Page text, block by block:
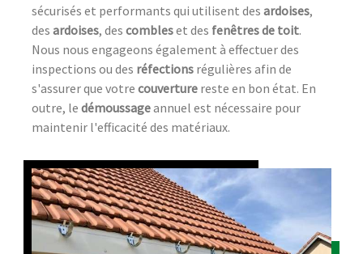
sécurisés et performants qui utilisent des ardoises,
des ardoises, des combleset des fenêtres de toit.
Nous nous engageons également à effectuer des
inspections ou des réfections régulières afin de
s'assurer que votre couverture reste en bon état. En
outre, le démoussageannuel est nécessaire pour
maintenir l'efficacité des matériaux.